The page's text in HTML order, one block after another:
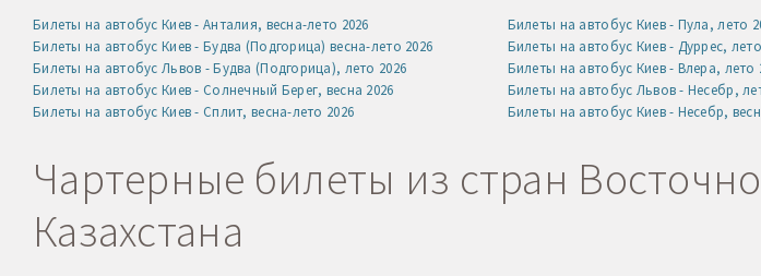
Билеты на автобус Киев - Анталия, весна-лето 2026
Билеты на автобус Киев - Будва (Подгорица) весна-лето 2026
Билеты на автобус Львов - Будва (Подгорица), лето 2026
Билеты на автобус Киев - Солнечный Берег, весна 2026
Билеты на автобус Киев - Сплит, весна-лето 2026
Билеты на автобус Киев - Пула, лето
Билеты на автобус Киев - Дуррес,
Билеты на автобус Киев - Влера, лето
Билеты на автобус Львов - Несебр,
Билеты на автобус Киев - Несебр,
Чартерные билеты из стран
Казахстана